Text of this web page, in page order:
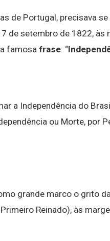
de Portugal, precisava
7 de setembro de 1822, às
famosa frase: “
a Independência do
ou Morte, por
grande marco o grito
Reinado), às